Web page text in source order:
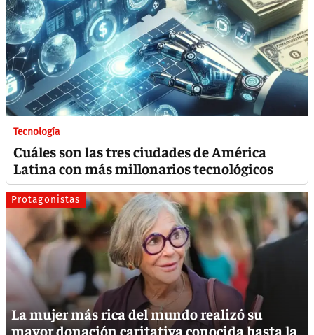
Tecnología
Cuáles son las tres ciudades de América
Latina con más millonarios tecnológicos
Protagonistas
La mujer más rica del mundo realizó su
mayor donación caritativa conocida hasta la